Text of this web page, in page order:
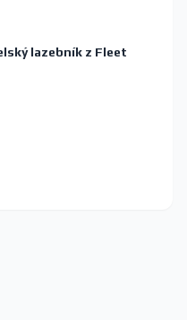
lazebník z Fleet